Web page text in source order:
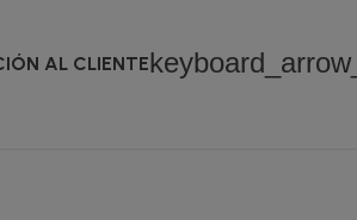
AL CLIENTE